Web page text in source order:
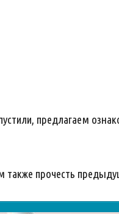
предлагаем
также прочесть